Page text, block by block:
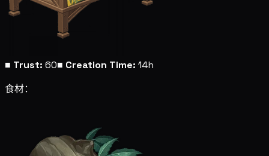
■ Trust: 60■ Creation Time: 14h
食材：